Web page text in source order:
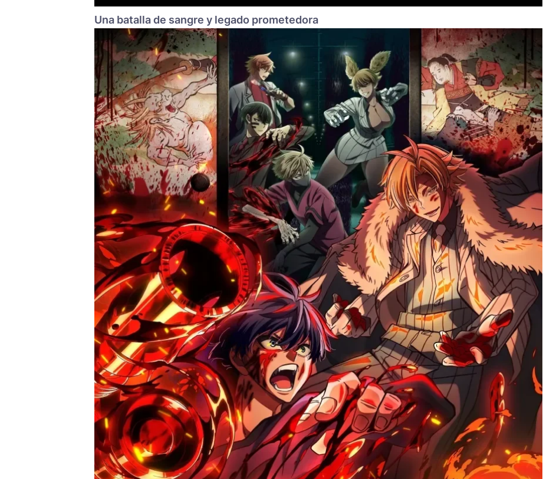
Una batalla de sangre y legado prometedora